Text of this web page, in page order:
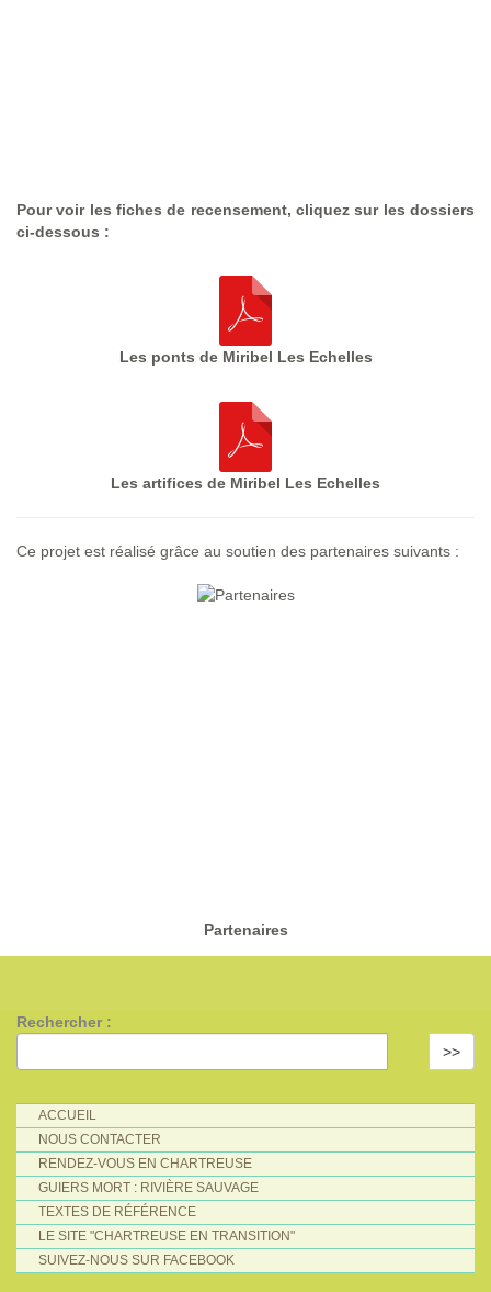
Pour voir les fiches de recensement, cliquez sur les dossiers
ci-dessous :
Les ponts de Miribel Les Echelles
Les artifices de Miribel Les Echelles
Ce projet est réalisé grâce au soutien des partenaires suivants :
Partenaires
Rechercher :
>>
ACCUEIL
NOUS CONTACTER
RENDEZ-VOUS EN CHARTREUSE
GUIERS MORT : RIVIÈRE SAUVAGE
TEXTES DE RÉFÉRENCE
LE SITE "CHARTREUSE EN TRANSITION"
SUIVEZ-NOUS SUR FACEBOOK